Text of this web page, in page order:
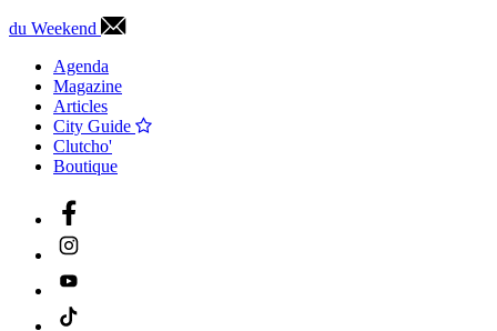
du Weekend
Agenda
Magazine
Articles
City Guide
Clutcho'
Boutique